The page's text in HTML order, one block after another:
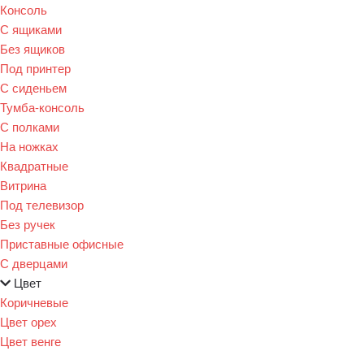
Консоль
С ящиками
Без ящиков
Под принтер
С сиденьем
Тумба-консоль
С полками
На ножках
Квадратные
Витрина
Под телевизор
Без ручек
Приставные офисные
С дверцами
Цвет
Коричневые
Цвет орех
Цвет венге